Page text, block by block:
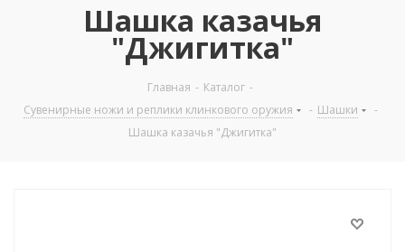
Шашка казачья
"Джигитка"
Главная - Каталог -
Сувенирные ножи и реплики клинкового оружия
- Шашки
-
Шашка казачья "Джигитка"